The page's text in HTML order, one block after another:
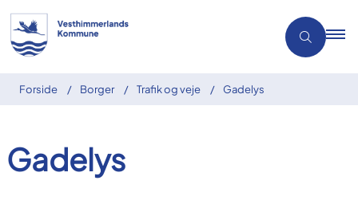
Forside Borger Trafik og veje Gadelys
Gadelys